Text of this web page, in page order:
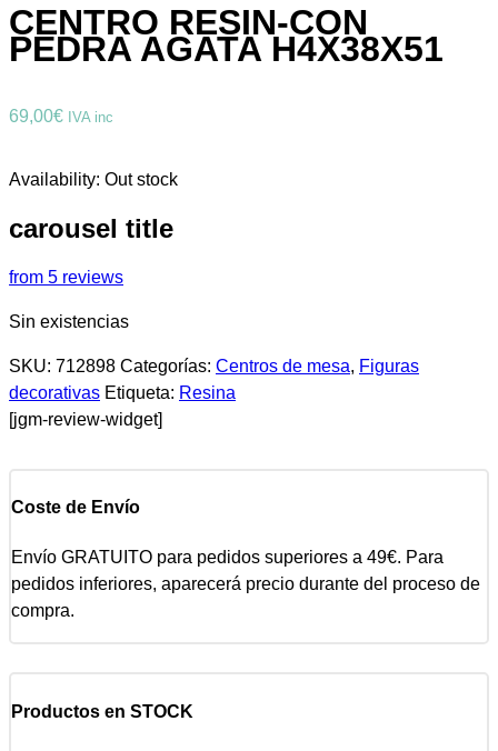
CENTRO RESIN-CON
PEDRA AGATA H4X38X51
69,00€ IVA inc
Availability: Out stock
carousel title
from 5 reviews
Sin existencias
SKU: 712898 Categorías: Centros de mesa, Figuras
decorativas Etiqueta: Resina
[jgm-review-widget]
Coste de Envío
Envío GRATUITO para pedidos superiores a 49€. Para
pedidos inferiores, aparecerá precio durante del proceso de
compra.
Productos en STOCK